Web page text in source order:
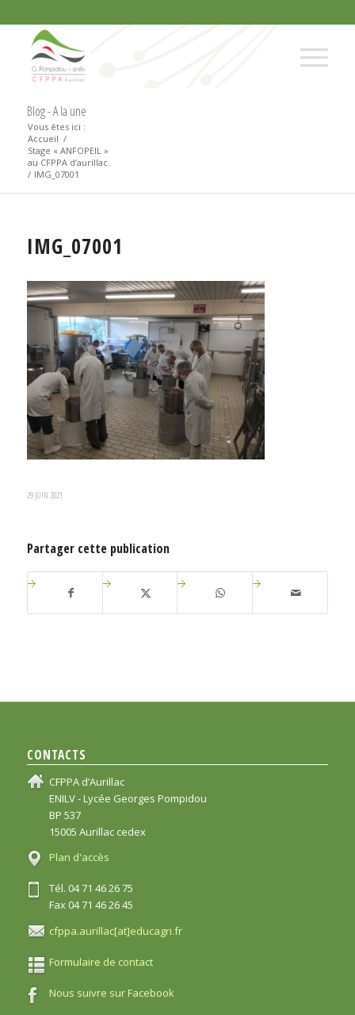
Blog - A la une
Vous êtes ici :
Accueil /
Stage « ANFOPEIL »
au CFPPA d’aurillac.
/ IMG_07001
IMG_07001
29 JUIN 2021
Partager cette publication
CONTACTS
CFPPA d’Aurillac
ENILV - Lycée Georges Pompidou
BP 537
15005 Aurillac cedex
Plan d'accès
Tél. 04 71 46 26 75
Fax 04 71 46 26 45
cfppa.aurillac[at]educagri.fr
Formulaire de contact
Nous suivre sur Facebook